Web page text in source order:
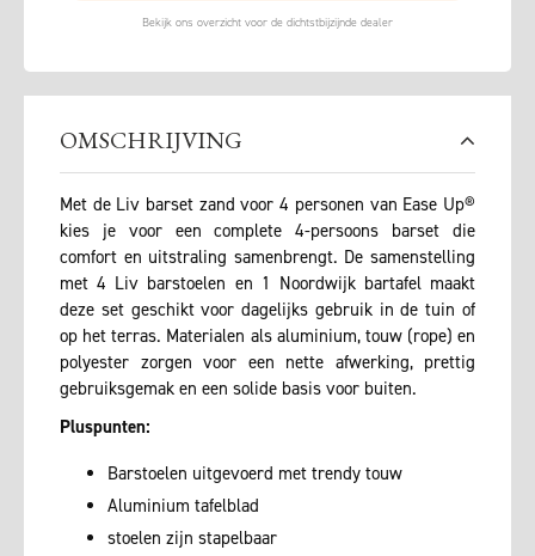
OMSCHRIJVING
Met de Liv barset zand voor 4 personen van Ease Up®
kies je voor een complete 4-persoons barset die
comfort en uitstraling samenbrengt. De samenstelling
met 4 Liv barstoelen en 1 Noordwijk bartafel maakt
deze set geschikt voor dagelijks gebruik in de tuin of
op het terras. Materialen als aluminium, touw (rope) en
polyester zorgen voor een nette afwerking, prettig
gebruiksgemak en een solide basis voor buiten.
Pluspunten:
Barstoelen uitgevoerd met trendy touw
Aluminium tafelblad
stoelen zijn stapelbaar